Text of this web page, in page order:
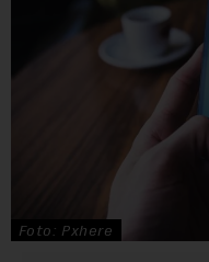
Foto: Pxhere